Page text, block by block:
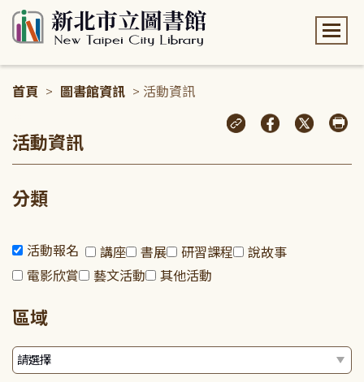
首頁 > 圖書館資訊 > 活動資訊
活動資訊
分類
活動報名 講座 書展 研習課程
說故事
電影欣賞
藝文活動 其他活動
區域